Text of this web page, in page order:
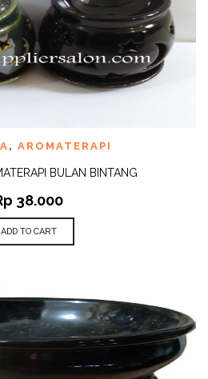
, AROMATERAPI
BULAN BINTANG
38.000
ADD TO CART